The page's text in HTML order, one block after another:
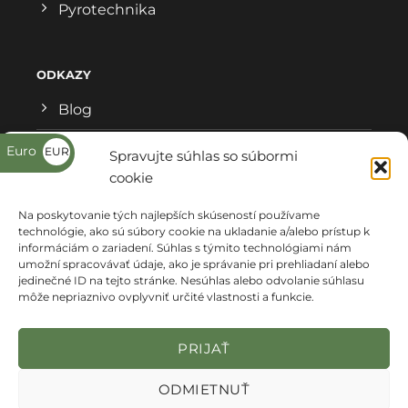
Spravujte súhlas so súbormi
cookie
Na poskytovanie tých najlepších skúseností používame
technológie, ako sú súbory cookie na ukladanie a/alebo prístup k
informáciám o zariadení. Súhlas s týmito technológiami nám
umožní spracovávať údaje, ako je správanie pri prehliadaní alebo
jedinečné ID na tejto stránke. Nesúhlas alebo odvolanie súhlasu
môže nepriaznivo ovplyvniť určité vlastnosti a funkcie.
PRIJAŤ
ODMIETNUŤ
Pyrotechnika
ODKAZY
Blog
Všeobecné obchodné podmienky
Reklamačný formulár
Ochrana osobných údajov
Kde nás nájdete
Euro
EUR
€